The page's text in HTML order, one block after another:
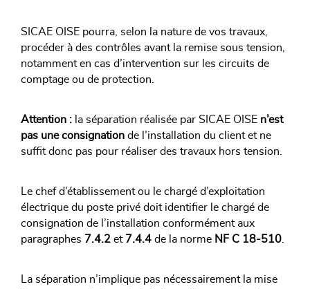
SICAE OISE pourra, selon la nature de vos travaux,
procéder à des contrôles avant la remise sous tension,
notamment en cas d’intervention sur les circuits de
comptage ou de protection.
Attention : la séparation réalisée par SICAE OISE n’est
pas une consignation de l’installation du client et ne
suffit donc pas pour réaliser des travaux hors tension.
Le chef d’établissement ou le chargé d’exploitation
électrique du poste privé doit identifier le chargé de
consignation de l’installation conformément aux
paragraphes 7.4.2 et 7.4.4 de la norme NF C 18-510
La séparation n’implique pas nécessairement la mise